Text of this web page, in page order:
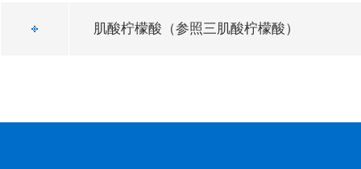
肌酸柠檬酸（参照三肌酸柠檬酸）